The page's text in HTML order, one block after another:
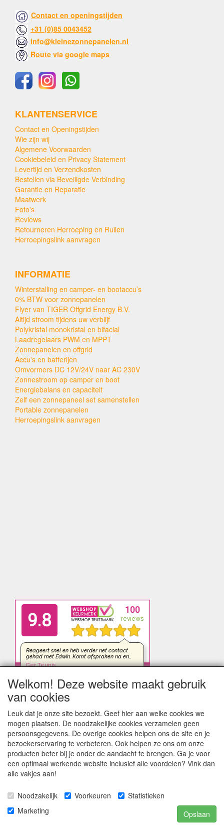
Contact en openingstijden
+31 (0)85 0043452
info@kleinezonnepanelen.nl
Route via google maps
KLANTENSERVICE
Contact en Openingstijden
Wie zijn wij
Algemene Voorwaarden
Cookiebeleid en Privacy Statement
Levertijd en Verzendkosten
Bestellen via Beveiligde Verbinding
Garantie en Reparatie
Maatwerk
Foto's
Reviews
Retourneren Herroeping en Ruilen
Herroepingslink aanvragen
INFORMATIE
Winterstalling en camper- en bootaccu’s
0% BTW voor zonnepanelen
Flyer van TIGER Offgrid Energy B.V.
Altijd stroom tijdens uw verblijf
Polykristal monokristal en bifacial
Laadregelaars PWM en MPPT
Zonnepanelen en offgrid
Accu's en batterijen
Omvormers DC 12V/24V naar AC 230V
Zonnestroom op camper en boot
Energiebalans en capaciteit
Zelf een zonnepaneel set samenstellen
Portable zonnepanelen
Herroepingslink aanvragen
kleinezonnepanelen.nl | TIGER Offgrid Energy B.V. ©2012-
Welkom! Deze website maakt gebruik
van cookies
Leuk dat je onze site bezoekt. Geef hier aan welke cookies we
mogen plaatsen. De noodzakelijke cookies verzamelen geen
persoonsgegevens. De overige cookies helpen ons de site en je
bezoekerservaring te verbeteren. Ook helpen ze ons om onze
producten beter bij je onder de aandacht te brengen. Ga je voor
een optimaal werkende website inclusief alle voordelen? Vink dan
alle vakjes aan!
Noodzakelijk Voorkeuren
Statistieken
Marketing
Opslaan